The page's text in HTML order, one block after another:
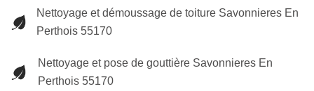
Nettoyage et démoussage de toiture Savonnieres En
Perthois 55170
Nettoyage et pose de gouttière Savonnieres En
Perthois 55170